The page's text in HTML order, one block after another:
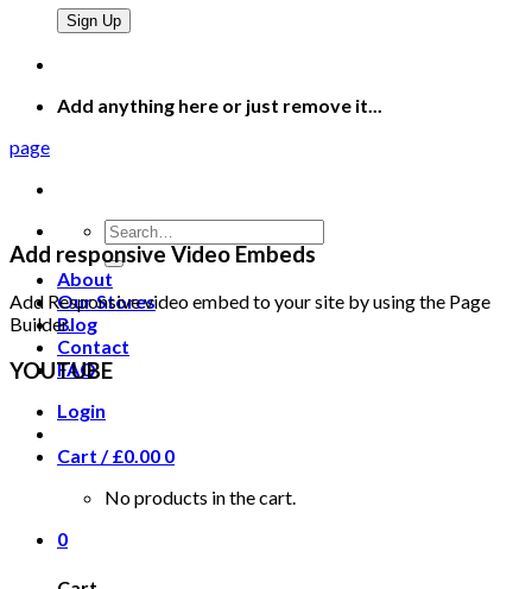
Add anything here or just remove it...
page
Search
for:
About
Our Stores
Blog
Contact
FAQ
Login
Cart /£0.00 0
No products in the cart.
0
Add responsive Video Embeds
Add Responsive video embed to your site by using the Page
Builder.
YOUTUBE